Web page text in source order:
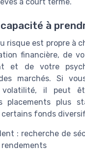
à
risque est propre à
financière, de
et de votre
marchés. Si
volatilité, il peut
placements plus
fonds
: recherche de